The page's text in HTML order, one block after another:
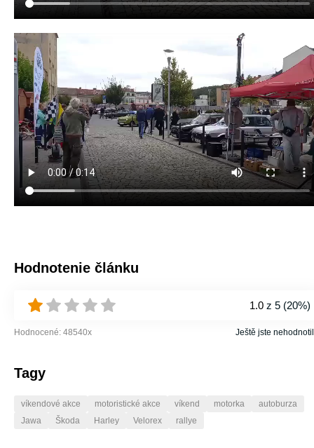
Hodnotenie článku
1.0 z 5 (20%)
Hodnocené: 48540x Ještě jste
Tagy
víkendové akce motoristické akce víkend motorka
autoburza
Jawa
Škoda Harley Velorex rallye